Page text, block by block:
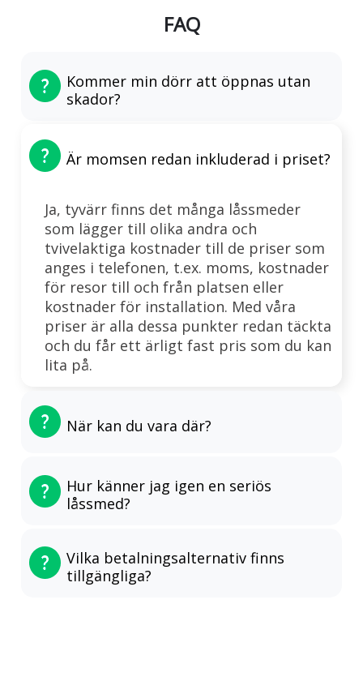
FAQ
Kommer min dörr att öppnas utan
skador?
Är momsen redan inkluderad i priset?
Ja, tyvärr finns det många låssmeder
som lägger till olika andra och
tvivelaktiga kostnader till de priser som
anges i telefonen, t.ex. moms, kostnader
för resor till och från platsen eller
kostnader för installation. Med våra
priser är alla dessa punkter redan täckta
och du får ett ärligt fast pris som du kan
lita på.
När kan du vara där?
Hur känner jag igen en seriös
låssmed?
Vilka betalningsalternativ finns
tillgängliga?